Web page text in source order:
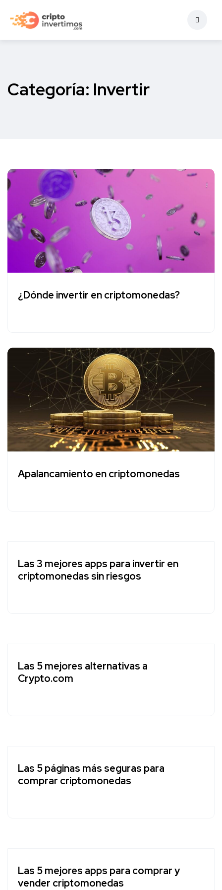
Categoría: Invertir
¿Dónde invertir en criptomonedas?
Apalancamiento en criptomonedas
Las 3 mejores apps para invertir en
criptomonedas sin riesgos
Las 5 mejores alternativas a
Crypto.com
Las 5 páginas más seguras para
comprar criptomonedas
Las 5 mejores apps para comprar y
vender criptomonedas